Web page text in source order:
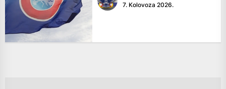
7. Kolovoza 2026.